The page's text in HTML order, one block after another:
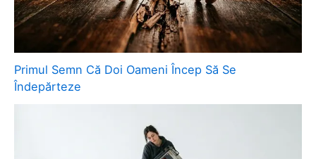
Primul Semn Că Doi Oameni Încep Să Se
Îndepărteze